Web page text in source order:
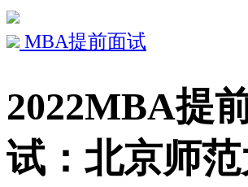
MBA提前面试
2022MBA提
试：北京师